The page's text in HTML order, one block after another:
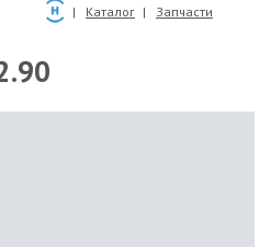
Каталог Запчасти